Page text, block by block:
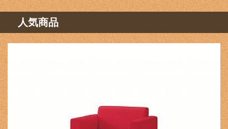
人気商品